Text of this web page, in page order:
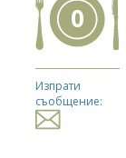
0
Изпрати
съобщение: